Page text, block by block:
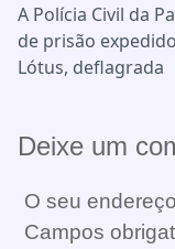
A Polícia Civil da
de prisão
Lótus, deflagrada
Deixe um
O seu
Campos